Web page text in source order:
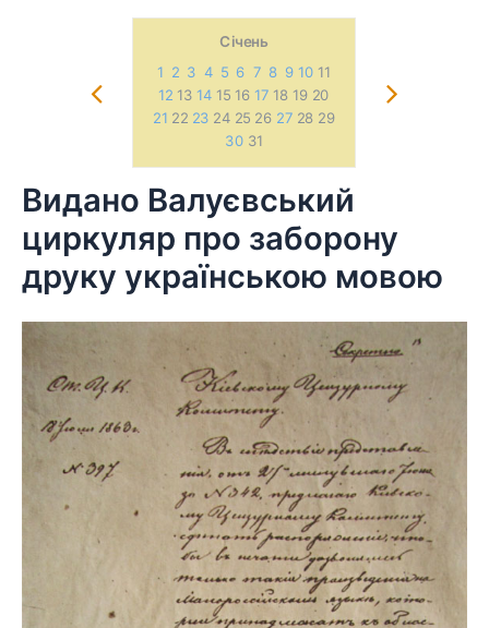
Січень
1 2 3 4 5 6 7 8 9 10 11
12 1314 15 1617 18 19 20
21 22 23 24 25 26 27 28 29
30 31
Skip
content
Видано Валуєвський
циркуляр про заборону
друку українською мовою